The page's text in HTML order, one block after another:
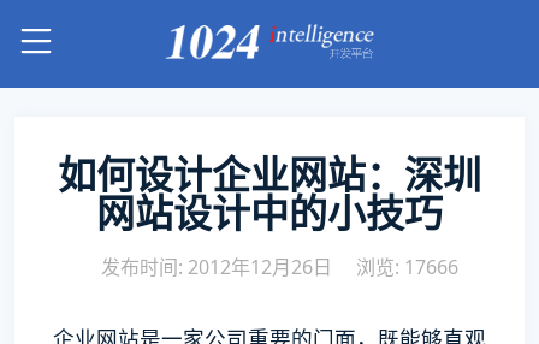
如何设计企业网站：深圳
网站设计中的小技巧
发布时间: 2012年12月26日 浏览: 17666
企业网站是一家公司重要的门面，既能够直观